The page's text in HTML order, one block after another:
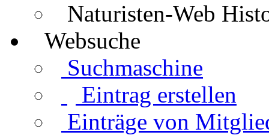
Naturisten-Web
Websuche
Suchmaschine
Eintrag erstellen
Einträge von